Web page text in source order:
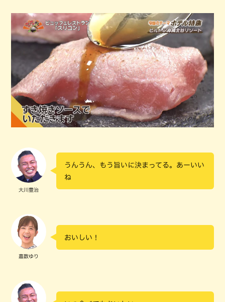
大川豊治
うんうん、もう旨いに決まってる。あーいい
ね
嘉数ゆり
おいしい！